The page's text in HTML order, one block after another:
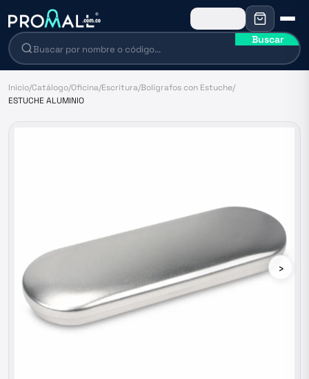
Buscar
Inicio/Catálogo/Oficina/Escritura/Bolígrafos con Estuche/
ESTUCHE ALUMINIO
›